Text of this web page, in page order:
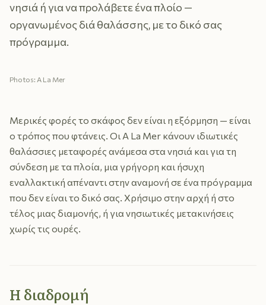
νησιά ή για να προλάβετε ένα πλοίο —
οργανωμένος διά θαλάσσης, με το δικό σας
πρόγραμμα.
Photos: A La Mer
Μερικές φορές το σκάφος δεν είναι η εξόρμηση — είναι
ο τρόπος που φτάνεις. Οι A La Mer κάνουν ιδιωτικές
θαλάσσιες μεταφορές ανάμεσα στα νησιά και για τη
σύνδεση με τα πλοία, μια γρήγορη και ήσυχη
εναλλακτική απέναντι στην αναμονή σε ένα πρόγραμμα
που δεν είναι το δικό σας. Χρήσιμο στην αρχή ή στο
τέλος μιας διαμονής, ή για νησιωτικές μετακινήσεις
χωρίς τις ουρές.
Η διαδρομή